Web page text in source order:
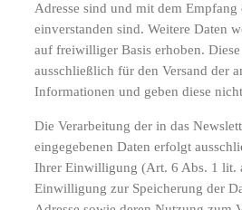
Adresse sind und mit dem Empfang
einverstanden sind. Weitere Daten
auf freiwilliger Basis erhoben.
ausschließlich für den Versand der
Informationen und geben diese
Die Verarbeitung der in das
eingegebenen Daten erfolgt
Ihrer Einwilligung (Art. 6 Abs. 1 lit.
Einwilligung zur Speicherung der